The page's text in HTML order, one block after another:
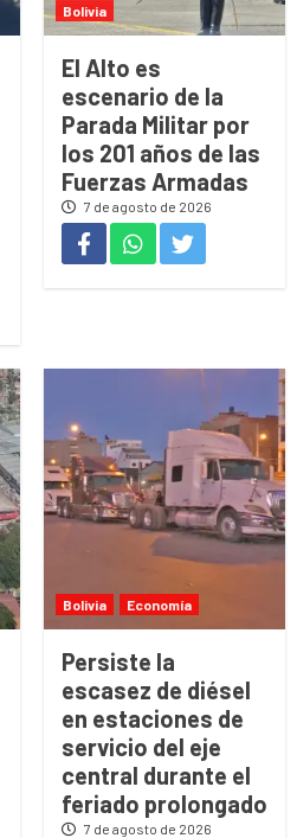
Bolivia
El Alto es
escenario de la
Parada Militar por
los 201 años de las
Fuerzas Armadas
7 de agosto de 2026
Bolivia Economía
Persiste la
escasez de diésel
en estaciones de
servicio del eje
central durante el
feriado prolongado
7 de agosto de 2026